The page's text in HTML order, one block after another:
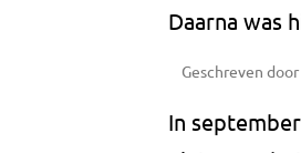
Daarna was
Geschreven door
In